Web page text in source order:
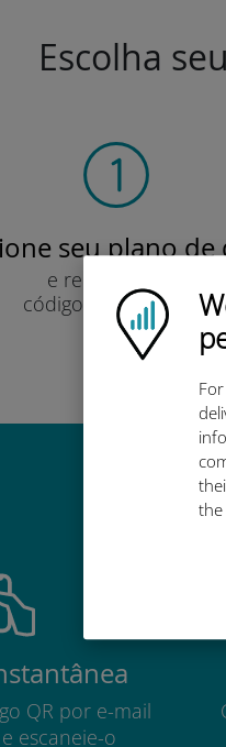
Ubigi logo
the
Escolha
seu plano de
e recebê-lo por
código QR via e-mail.
Rápido!
QR por e-mail
escaneie-o